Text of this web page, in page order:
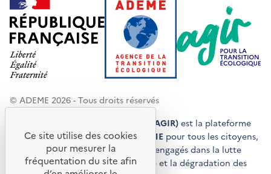
© ADEME 2026 - Tous droits réservés
Agir pour la transition écologique (AGIR) est la plateforme
de conseils et de services de l'ADEME pour tous les citoyens,
acteurs économiques et territoires engagés dans la lutte
contre le réchauffement climatique et la dégradation des
Ce site utilise des cookies
pour mesurer la
fréquentation du site afin